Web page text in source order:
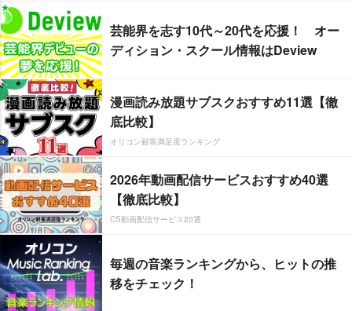
芸能界を志す10代～20代を応援！ オー
ディション・スクール情報はDeview
漫画読み放題サブスクおすすめ11選【徹
底比較】
オリコン顧客満足度ランキング
2026年動画配信サービスおすすめ40選
【徹底比較】
CS動画配信サービス20選
毎週の音楽ランキングから、ヒットの推
移をチェック！